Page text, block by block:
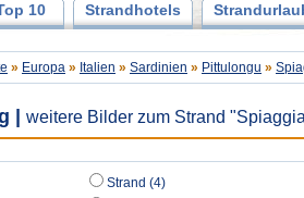
10 Strandhotels
» Europa » Italien » Sardinien » Pittulongu »
weitere Bilder zum Strand
Strand (4)